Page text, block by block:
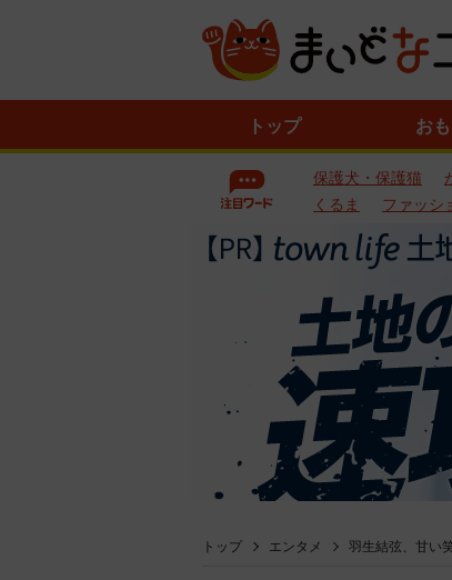
トップ お
保護犬・保護猫
くるま
ファッシ
トップ エンタメ 羽生結弦、甘い